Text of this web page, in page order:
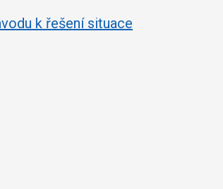
k řešení situace